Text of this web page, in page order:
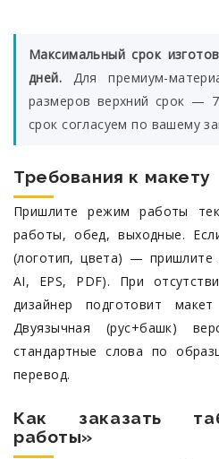
Максимальный срок
дней. Для премиум-
размеров верхний срок —
срок согласуем по вашему
Требования к макету
Пришлите режим работы
работы, обед, выходные.
(логотип, цвета) — пришлите
AI, EPS, PDF). При
дизайнер подготовит
Двуязычная (рус+башк)
стандартные слова по
перевод.
Как заказать
работы»